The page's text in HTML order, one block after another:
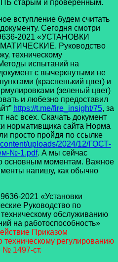
старым и проверенным.
будем считать
Сегодня смотри
2021 «УСТАНОВКИ
Руководство
техническому
испытаний на
с вычеркнутыми не
(красненький цвет) и
(зеленый цвет)
и любезно предоставил
https://t.me/fire_insight/75, за
нас всех. Скачать документ
нормативщика сайта Норма
просто пройдя по ссылке
uploads/2024/12/ГОСТ-
№-1.pdf. А мы сейчас
основным моментам. Важное
напишу, как обычно
2021 «Установки
Руководство по
обслуживанию
на работоспособность»
Приказом
техническому регулированию
№ 1497-ст.